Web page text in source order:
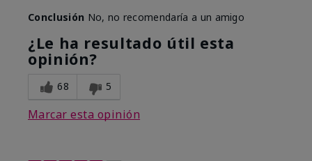
Conclusión No, no recomendaría a un amigo
¿Le ha resultado útil esta
opinión?
68 5
Marcar esta opinión